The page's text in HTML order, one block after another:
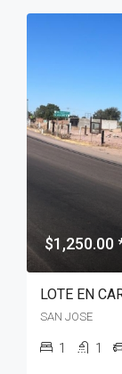
$1,250.00
LOTE EN
SAN JOSE
1 1